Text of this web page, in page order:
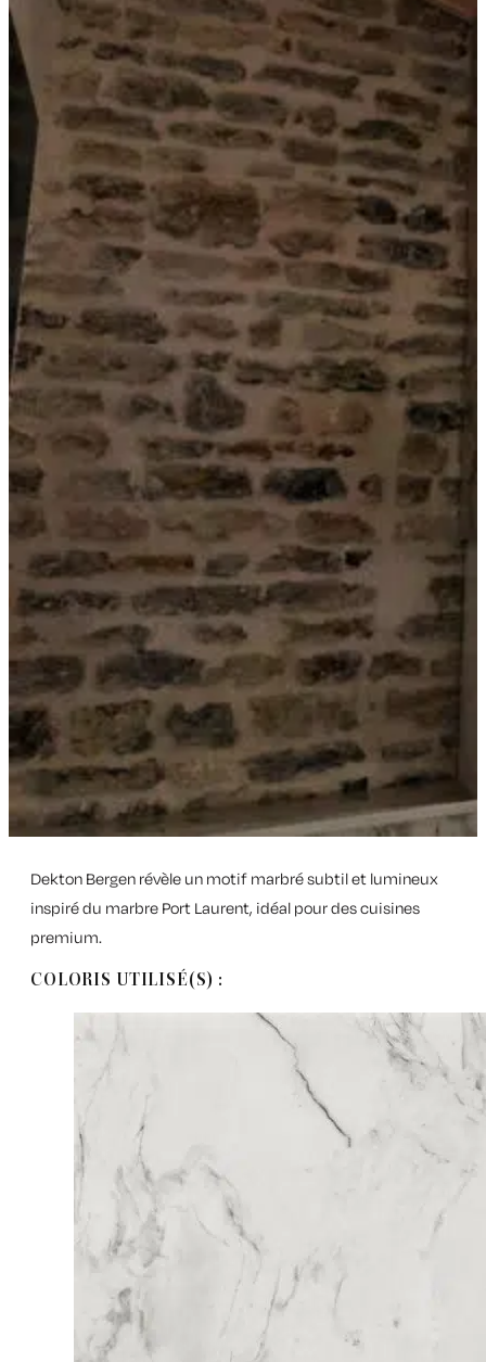
Dekton Bergen révèle un motif marbré subtil et lumineux
inspiré du marbre Port Laurent, idéal pour des cuisines
premium.
COLORIS UTILISÉ(S) :